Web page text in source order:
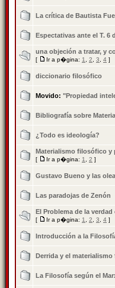
La crí­tica de Bautista
Espectativas ante el T. 6
una objeción a tratar, y
[ Ir a p�gina: 1 2 3 4 ]
diccionario filosófico
Movido: "Propiedad
Bibliografía sobre
¿Todo es ideologí­a?
Materialismo filosófico
[ Ir a p�gina: 1 2 ]
Gustavo Bueno y las
Las paradojas de Zenón
El Problema de la
[ Ir a p�gina: 1 2 3 4 ]
Introducción a la
Derrida y el
La Filosofí­a según el